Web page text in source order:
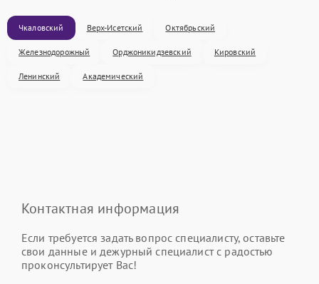
Чкаловский Верх-Исетский Октябрьский
Железнодорожный Орджоникидзевский Кировский
Ленинский Академический
Контактная информация
Если требуется задать вопрос специалисту, оставьте
свои данные и дежурный специалист с радостью
проконсультирует Вас!